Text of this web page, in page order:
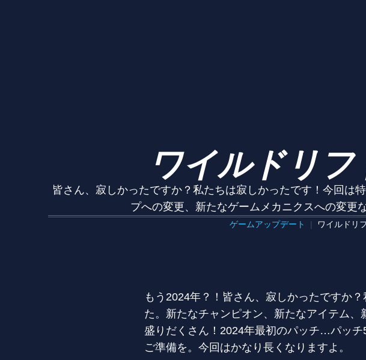
ワイルドリ
皆さん、寂しかったですか？私たちは寂しかったです！今回は
プへの変更、新たなゲームメカニクスへの変更
ゲームアップデート ワイルドリ
もう2024年？！皆さん、寂しかったですか
た。新たなチャンピオン、新たなアイテム
盛りだくさん！2024年最初のパッチ…パッ
ご準備を。今回はかなり長くなりますよ。